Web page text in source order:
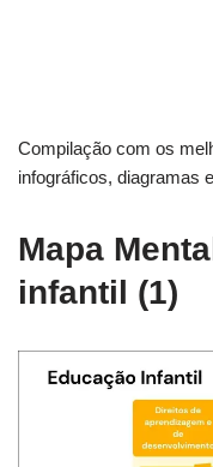
Compilação com os
infográficos, diagramas
Mapa
infantil (1)